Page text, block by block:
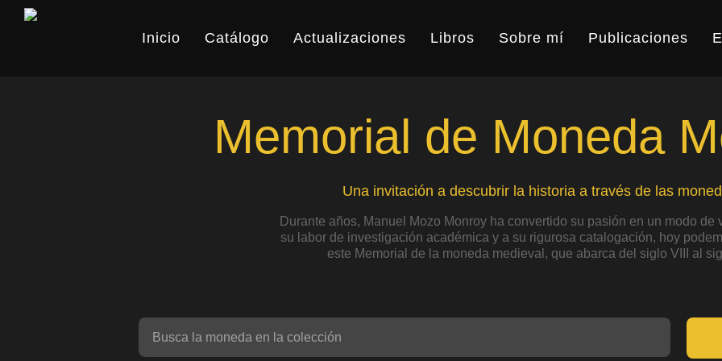
Inicio Catálogo Actualizaciones Libros Sobre mí Publicaciones
Memorial de Moneda
Una invitación a descubrir la historia a través de las
Durante años, Manuel Mozo Monroy ha convertido su pasión en un modo de
su labor de investigación académica y a su rigurosa catalogación, hoy
este Memorial de la moneda medieval, que abarca del siglo VIII al